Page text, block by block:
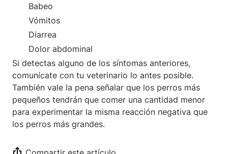
Babeo
Vómitos
Diarrea
Dolor abdominal
Si detectas alguno de los síntomas anteriores,
comunícate con tu veterinario lo antes posible.
También vale la pena señalar que los perros más
pequeños tendrán que comer una cantidad menor
para experimentar la misma reacción negativa que
los perros más grandes.